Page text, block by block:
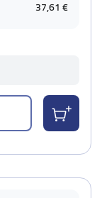
37,61 €